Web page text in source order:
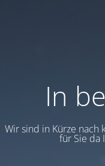
In
Wir sind in Kürze nach
für Sie da